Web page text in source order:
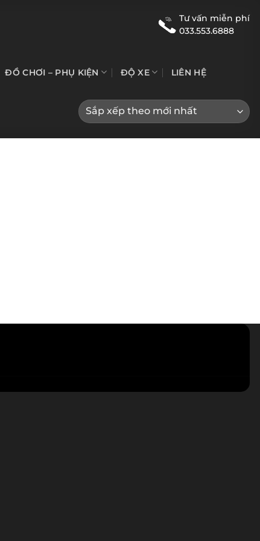
Tư vấn miễn phí
033.553.6888
ĐỒ CHƠI – PHỤ KIỆN ĐỘ XE LIÊN HỆ